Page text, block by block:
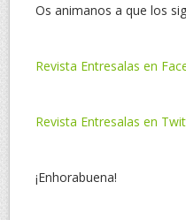
Os animanos a que los
Revista Entresalas en
Revista Entresalas en
¡Enhorabuena!